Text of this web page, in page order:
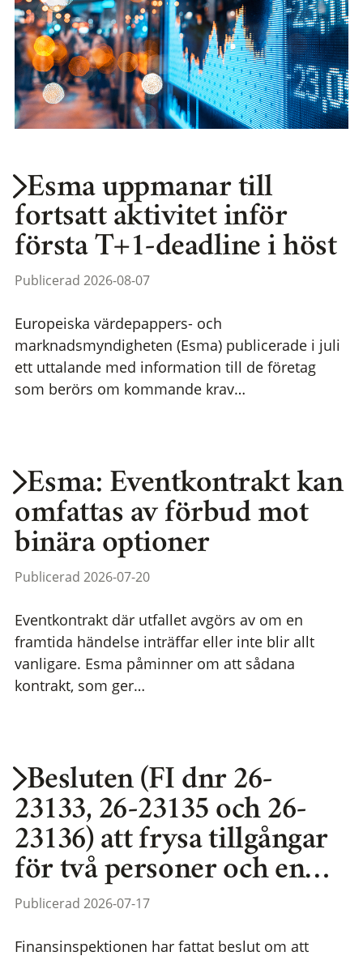
Esma uppmanar till
fortsatt aktivitet inför
första T+1-deadline i höst
Publicerad 2026-08-07
Europeiska värdepappers- och
marknadsmyndigheten (Esma) publicerade i juli
ett uttalande med information till de företag
som berörs om kommande krav…
Esma: Eventkontrakt kan
omfattas av förbud mot
binära optioner
Publicerad 2026-07-20
Eventkontrakt där utfallet avgörs av om en
framtida händelse inträffar eller inte blir allt
vanligare. Esma påminner om att sådana
kontrakt, som ger…
Besluten (FI dnr 26-
23133, 26-23135 och 26-
23136) att frysa tillgångar
för två personer och en…
Publicerad 2026-07-17
Finansinspektionen har fattat beslut om att